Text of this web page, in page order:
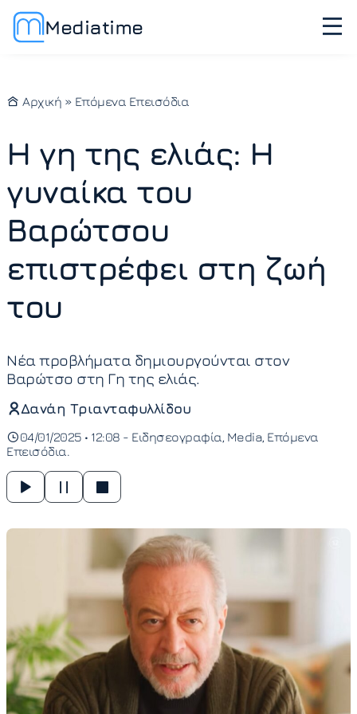
Mediatime
Αρχική » Επόμενα Επεισόδια
Η γη της ελιάς: Η
γυναίκα του
Βαρώτσου
επιστρέφει στη ζωή
του
Νέα προβλήματα δημιουργούνται στον
Βαρώτσο στη Γη της ελιάς.
Δανάη Τριανταφυλλίδου
04/01/2025 • 12:08 - Ειδησεογραφία Media Επόμενα
Επεισόδια